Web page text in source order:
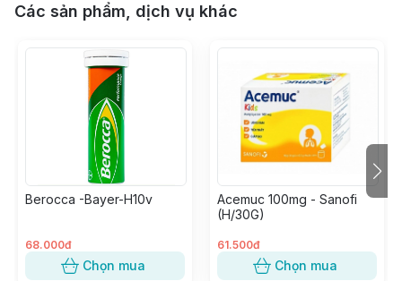
Các sản phẩm, dịch vụ khác
Berocca -Bayer-H10v
68.000đ
Chọn mua
Acemuc 100mg - Sanofi
(H/30G)
61.500đ
Chọn mua